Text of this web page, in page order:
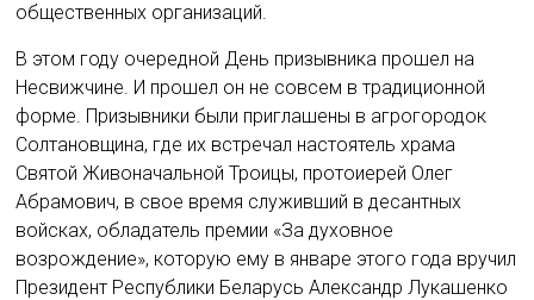
общественных организаций.
В этом году очередной День призывника прошел на
Несвижчине. И прошел он не совсем в традиционной
форме. Призывники были приглашены в агрогородок
Солтановщина, где их встречал настоятель храма
Святой Живоначальной Троицы, протоиерей Олег
Абрамович, в свое время служивший в десантных
войсках, обладатель премии «За духовное
возрождение», которую ему в январе этого года вручил
Президент Республики Беларусь Александр Лукашенко